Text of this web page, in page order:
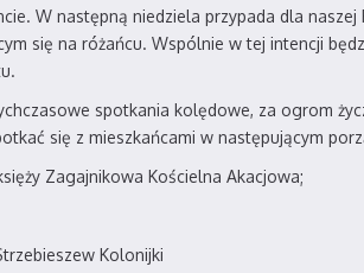
W następną niedziela przypada dla
się na różańcu. Wspólnie w tej intencji
spotkania kolędowe, za ogrom
się z mieszkańcami w następującym
Zagajnikowa Kościelna Akacjowa;
Kolonijki